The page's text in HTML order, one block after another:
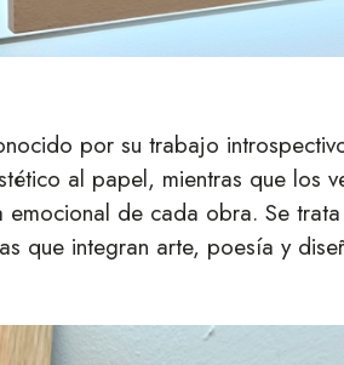
por su trabajo
al papel, mientras que los
emocional de cada obra. Se
que integran arte, poesía y